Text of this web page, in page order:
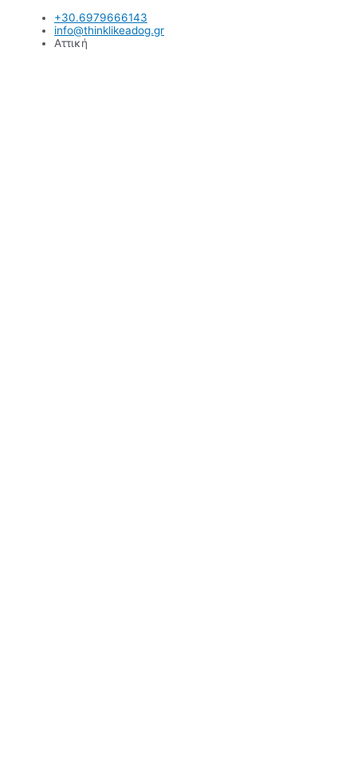
Μετάβαση
περιεχόμενο
+30.6979666143
info@thinklikeadog.gr
Αττική